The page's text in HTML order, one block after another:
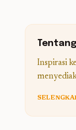
Inspirasi